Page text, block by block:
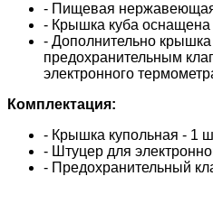
- Пищевая
- Крышка куба
- Дополнительно
предохранительным
электронного
Комплектация:
- Крышка купольная - 1
- Штуцер для
- Предохранительный